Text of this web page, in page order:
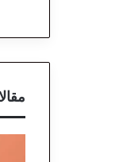
ل
ص
ط
ف